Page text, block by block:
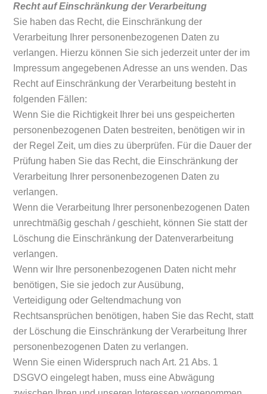
Recht auf Einschränkung der Verarbeitung
Sie haben das Recht, die Einschränkung der
Verarbeitung Ihrer personenbezogenen Daten zu
verlangen. Hierzu können Sie sich jederzeit unter der im
Impressum angegebenen Adresse an uns wenden. Das
Recht auf Einschränkung der Verarbeitung besteht in
folgenden Fällen:
Wenn Sie die Richtigkeit Ihrer bei uns gespeicherten
personenbezogenen Daten bestreiten, benötigen wir in
der Regel Zeit, um dies zu überprüfen. Für die Dauer der
Prüfung haben Sie das Recht, die Einschränkung der
Verarbeitung Ihrer personenbezogenen Daten zu
verlangen.
Wenn die Verarbeitung Ihrer personenbezogenen Daten
unrechtmäßig geschah / geschieht, können Sie statt der
Löschung die Einschränkung der Datenverarbeitung
verlangen.
Wenn wir Ihre personenbezogenen Daten nicht mehr
benötigen, Sie sie jedoch zur Ausübung,
Verteidigung oder Geltendmachung von
Rechtsansprüchen benötigen, haben Sie das Recht, statt
der Löschung die Einschränkung der Verarbeitung Ihrer
personenbezogenen Daten zu verlangen.
Wenn Sie einen Widerspruch nach Art. 21 Abs. 1
DSGVO eingelegt haben, muss eine Abwägung